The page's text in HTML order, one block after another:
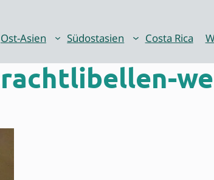
Ost-Asien Südostasien Costa Rica